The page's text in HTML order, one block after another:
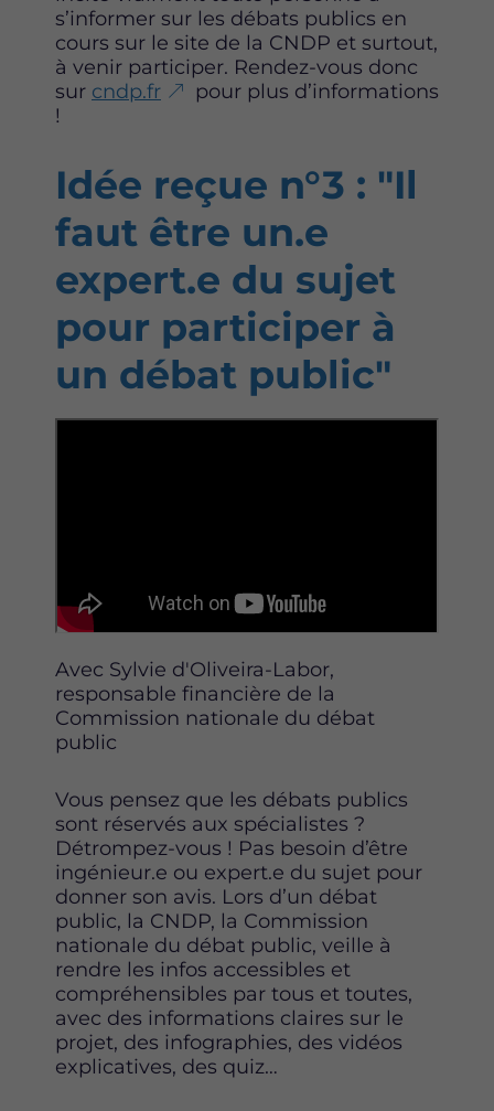
s’informer sur les débats publics en
cours sur le site de la CNDP et surtout,
à venir participer. Rendez-vous donc
sur cndp.fr
pour plus d’informations
!
Idée reçue n°3 : "Il
faut être un.e
expert.e du sujet
pour participer à
un débat public"
Avec Sylvie d'Oliveira-Labor,
responsable financière de la
Commission nationale du débat
public
Vous pensez que les débats publics
sont réservés aux spécialistes ?
Détrompez-vous ! Pas besoin d’être
ingénieur.e ou expert.e du sujet pour
donner son avis. Lors d’un débat
public, la CNDP, la Commission
nationale du débat public, veille à
rendre les infos accessibles et
compréhensibles par tous et toutes,
avec des informations claires sur le
projet, des infographies, des vidéos
explicatives, des quiz…